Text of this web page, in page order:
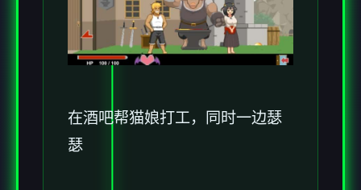
在酒吧帮猫娘打工，同时一边瑟
瑟